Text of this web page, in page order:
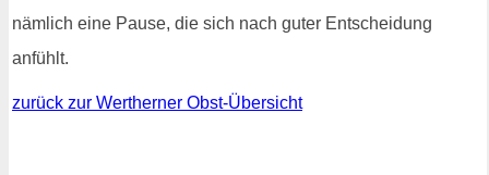
nämlich eine Pause, die sich nach guter Entscheidung
anfühlt.
zurück zur Wertherner Obst-Übersicht